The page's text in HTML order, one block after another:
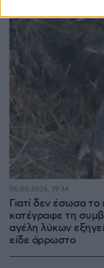
Γιατί δεν έσωσα
κατέγραφε τη
αγέλη λύκων
είδε άρρωστο
06.08.2026, 19:34